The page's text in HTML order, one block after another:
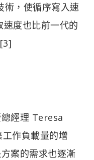
術，使循序寫入速
度也比前一代的
經理 Teresa
作負載量的增
案的需求也逐漸